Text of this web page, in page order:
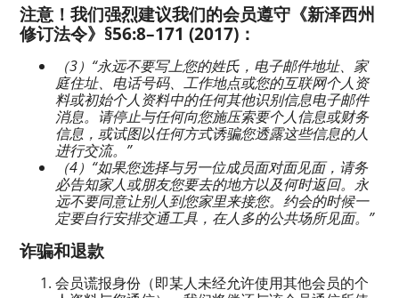
注意！我们强烈建议我们的会员遵守《新泽西州
修订法令》§56:8–171 (2017)：
（3）“永远不要写上您的姓氏， 电子邮件地址、家
庭住址、电话号码、工作地点或您的互联网个人资
料或初始个人资料中的任何其他识别信息电子邮件
消息。请停止与任何向您施压索要个人信息或财务
信息，或试图以任何方式诱骗您透露这些信息的人
进行交流。”
（4）“如果您选择与另一位成员面对面见面，请务
必告知家人或朋友您要去的地方以及何时返回。永
远不要同意让别人到您家里来接您。约会的时候一
定要自行安排交通工具，在人多的公共场所见面。”
诈骗和退款
会员谎报身份（即某人未经允许使用其他会员的个